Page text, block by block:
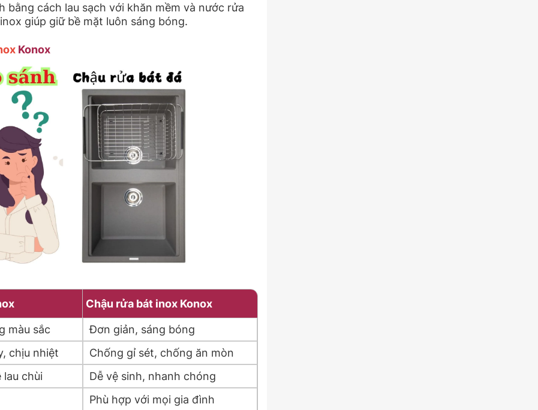
bằng cách lau sạch với khăn mềm và nước rửa
giúp giữ bề mặt luôn sáng bóng.
Konox
Chậu rửa bát inox Konox
màu sắc
Đơn giản, sáng bóng
chịu nhiệt
Chống gỉ sét, chống ăn mòn
lau chùi
Dễ vệ sinh, nhanh chóng
Phù hợp với mọi gia đình